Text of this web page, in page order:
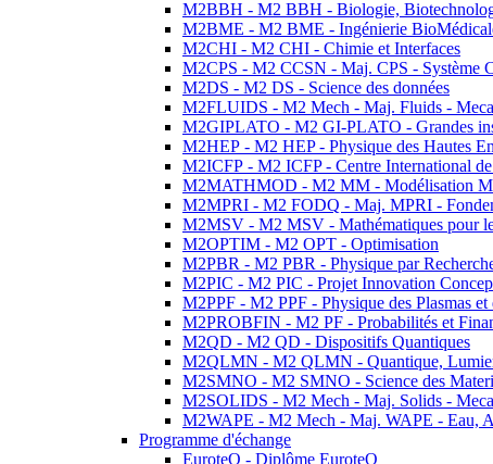
M2BBH - M2 BBH - Biologie,
M2BME - M2 BME - Ingénierie
M2CHI - M2 CHI - Chimie et Interfaces
M2CPS - M2 CCSN - Maj. CPS - Système
M2DS - M2 DS - Science des données
M2FLUIDS - M2 Mech - Maj. Fluids -
M2GIPLATO - M2 GI-PLATO - Grandes
M2HEP - M2 HEP - Physique des Hautes
M2ICFP - M2 ICFP - Centre International
M2MATHMOD - M2 MM - Modélisation
M2MPRI - M2 FODQ - Maj. MPRI -
M2MSV - M2 MSV - Mathématiques pour
M2OPTIM - M2 OPT - Optimisation
M2PBR - M2 PBR - Physique par
M2PIC - M2 PIC - Projet Innovation
M2PPF - M2 PPF - Physique des Plasmas et
M2PROBFIN - M2 PF - Probabilités et
M2QD - M2 QD - Dispositifs Quantiques
M2QLMN - M2 QLMN - Quantique,
M2SMNO - M2 SMNO - Science des
M2SOLIDS - M2 Mech - Maj. Solids -
M2WAPE - M2 Mech - Maj. WAPE - Eau,
Programme d'échange
EuroteQ - Diplôme EuroteQ